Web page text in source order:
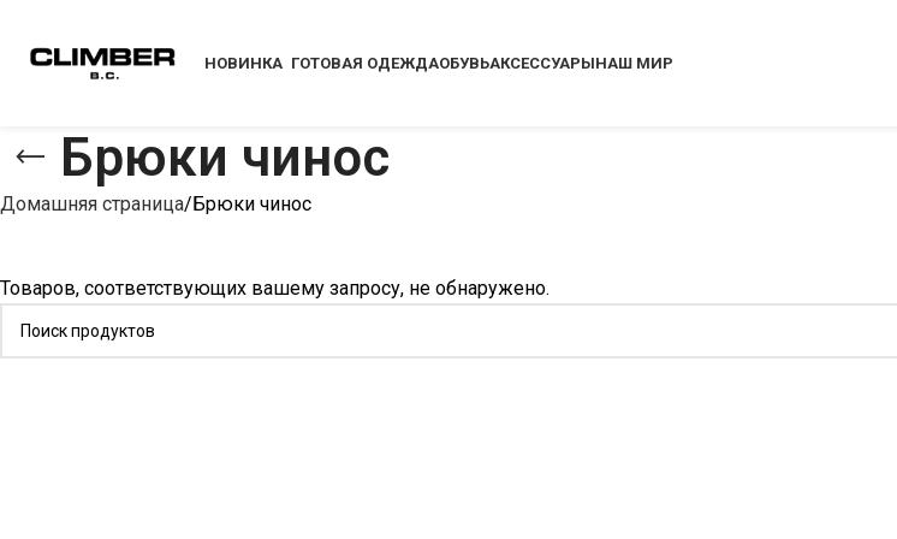
НОВИНКА ГОТОВАЯ ОДЕЖДАОБУВЬАКСЕССУАРЫНАШ МИР
Брюки чинос
Домашняя страница Брюки чинос
Товаров, соответствующих вашему запросу, не обнаружено.